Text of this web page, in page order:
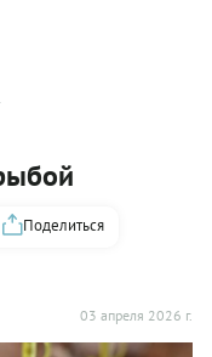
03 апреля 2026 г.
Поделиться